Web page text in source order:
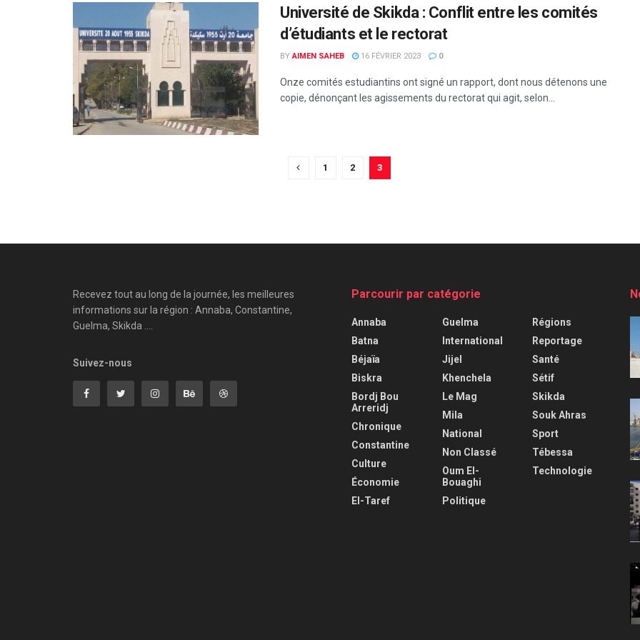
Université de Skikda : Conflit entre les comités
d’étudiants et le rectorat
BY AIMEN SAHEB 16 FÉVRIER 2023 0
Onze comités estudiantins ont signé un rapport, dont nous détenons une
copie, dénonçant les agissements du rectorat qui agit, selon...
1 2 3
Recevez tout au long de la journée, les meilleures
informations sur la région : Annaba, Constantine,
Guelma, Skikda ....
Suivez-nous
Parcourir par catégorie
Annaba
Batna
Béjaïa
Biskra
Bordj Bou
Arreridj
Chronique
Constantine
Culture
Économie
El-Taref
Guelma
International
Jijel
Khenchela
Le Mag
Mila
National
Non Classé
Oum El-
Bouaghi
Politique
Régions
Reportage
Santé
Sétif
Skikda
Souk Ahras
Sport
Tébessa
Technologie